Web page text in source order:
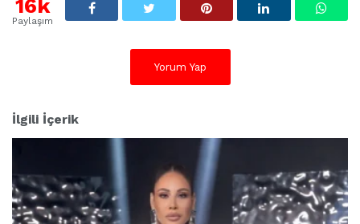
r
16k
Paylaşım
Yorum Yap
İlgili İçerik